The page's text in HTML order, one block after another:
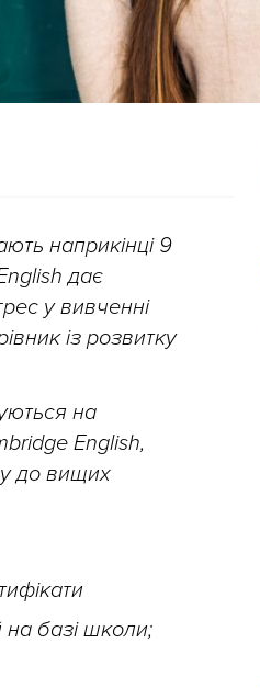
наприкінці 9
дає
у вивченні
із розвитку
на
English,
до вищих
на базі школи;